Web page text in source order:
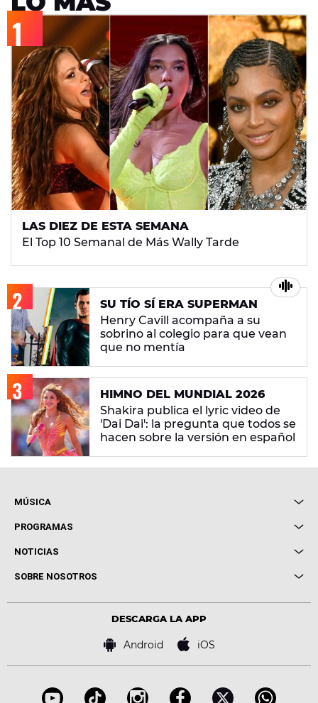
LAS DIEZ DE ESTA SEMANA
El Top 10 Semanal de Más Wally Tarde
SU TÍO SÍ ERA SUPERMAN
Henry Cavill acompaña a su
sobrino al colegio para que vean
que no mentía
HIMNO DEL MUNDIAL 2026
Shakira publica el lyric video de
'Dai Dai': la pregunta que todos se
hacen sobre la versión en español
MÚSICA
Local de Ensayo Europa FM
Conciertos
PROGRAMAS
Cuerpos especiales
Locutores Europa FM
NOTICIAS
Cine y Televisión
Virales
SOBRE NOSOTROS
Bases de concursos
DESCARGA LA APP
Android iOS